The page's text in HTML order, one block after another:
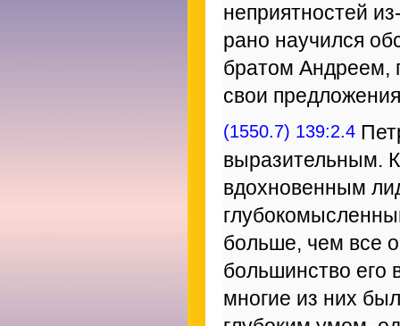
неприятностей
рано научился
братом Андреем,
свои
(1550.7) 139:2.4
выразительным.
вдохновенным
больше, чем все
большинство его
многие из них